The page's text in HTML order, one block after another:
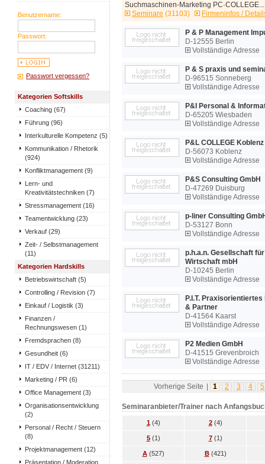
Benutzername:
Passwort:
Passwort vergessen?
Kategorien Softskills
Coaching (67)
Führung (96)
Interkulturelle Kompetenz (5)
Kommunikation / Rhetorik
(924)
Konfliktmanagement (9)
Lern- und
Kreativitätstechniken (7)
Stressmanagement (16)
Teamentwicklung (23)
Verkauf (29)
Zeit- / Selbstmanagement
(11)
Kategorien Hardskills
Betriebswirtschaft (5)
Controlling / Revision (7)
Einkauf / Logistik (3)
Finanzen /
Rechnungswesen (1)
Fremdsprachen (8)
Gesundheit (6)
IT / EDV / Internet (31211)
Marketing / PR (6)
Office Management (3)
Organisationsentwicklung
(2)
Personal / Recht / Steuern
(8)
Projektmanagement (12)
Präsentation / Moderation
Suchmaschinen-Marketing PC·COLLEGE...
Seminare (31103) Firmeninfos /
P & P Management
D-12555 Berlin
Vollständige Adresse
P & S praxis und
D-96515 Sonneberg
Vollständige Adresse
P&I Personal &
D-65205 Wiesbaden
Vollständige Adresse
P&L COLLEGE Koblenz
D-56073 Koblenz
Vollständige Adresse
P&S Consulting GmbH
D-47269 Duisburg
Vollständige Adresse
p-liner Consulting
D-53127 Bonn
Vollständige Adresse
p.h.a.n. Gesellschaft
Wirtschaft mbH
D-10245 Berlin
Vollständige Adresse
P.I.T.
& Partner
D-41564 Kaarst
Vollständige Adresse
P2 Medien GmbH
D-41515 Grevenbroich
Vollständige Adresse
Vorherige Seite 1 2 3 4 5
Seminaranbieter/Trainer nach
1(4) 2(4)
5(1) 7(1)
A(527) B(421)